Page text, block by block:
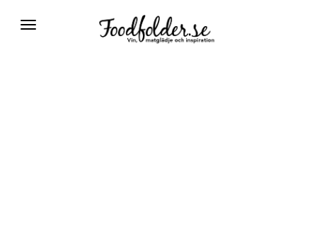
Växla